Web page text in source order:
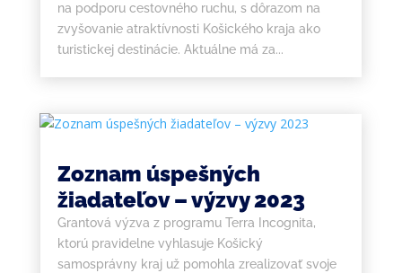
na podporu cestovného ruchu, s dôrazom na
zvyšovanie atraktívnosti Košického kraja ako
turistickej destinácie. Aktuálne má za...
Zoznam úspešných
žiadateľov – výzvy 2023
Grantová výzva z programu Terra Incognita,
ktorú pravidelne vyhlasuje Košický
samosprávny kraj už pomohla zrealizovať svoje